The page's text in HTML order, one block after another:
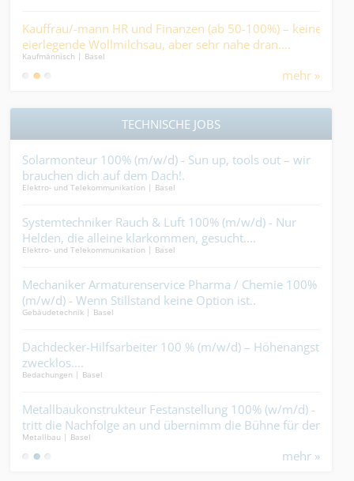
Kauffrau/-mann HR und Finanzen (ab 50-100%) – keine
eierlegende Wollmilchsau, aber sehr nahe dran….
Kaufmännisch | Basel
mehr »
TECHNISCHE JOBS
Solarmonteur 100% (m/w/d) - Sun up, tools out – wir
brauchen dich auf dem Dach!.
Elektro- und Telekommunikation | Basel
Systemtechniker Rauch & Luft 100% (m/w/d) - Nur
Helden, die alleine klarkommen, gesucht....
Elektro- und Telekommunikation | Basel
Mechaniker Armaturenservice Pharma / Chemie 100%
(m/w/d) - Wenn Stillstand keine Option ist..
Gebäudetechnik | Basel
Dachdecker-Hilfsarbeiter 100 % (m/w/d) – Höhenangst
zwecklos....
Bedachungen | Basel
Metallbaukonstrukteur Festanstellung 100% (w/m/d) -
tritt die Nachfolge an und übernimm die Bühne für den
ersten Akt....
Metallbau | Basel
mehr »